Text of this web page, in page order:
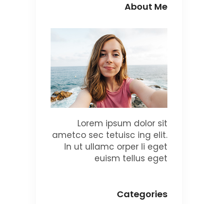
About Me
Lorem ipsum dolor sit
ametco sec tetuisc ing elit.
In ut ullamc orper li eget
euism tellus eget
Categories